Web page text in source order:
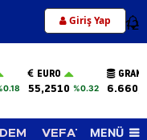
Giriş Yap 12
EURO
55,2510 %0.32
VEFAT EDENLER
MENÜ